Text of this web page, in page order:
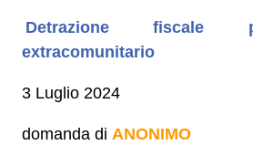
Detrazione fiscale
extracomunitario
3 Luglio 2024
domanda di ANONIMO